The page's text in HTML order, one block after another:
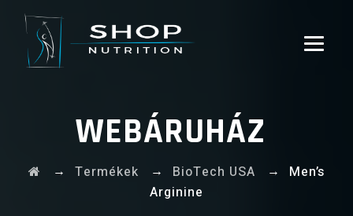
WEBÁRUHÁZ
→ Termékek → BioTech USA → Men’s
Arginine